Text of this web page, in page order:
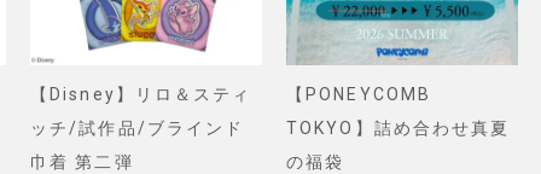
【Disney】リロ＆スティ
ッチ/試作品/ブラインド
巾着 第二弾
【PONEYCOMB
TOKYO】詰め合わせ真夏
の福袋